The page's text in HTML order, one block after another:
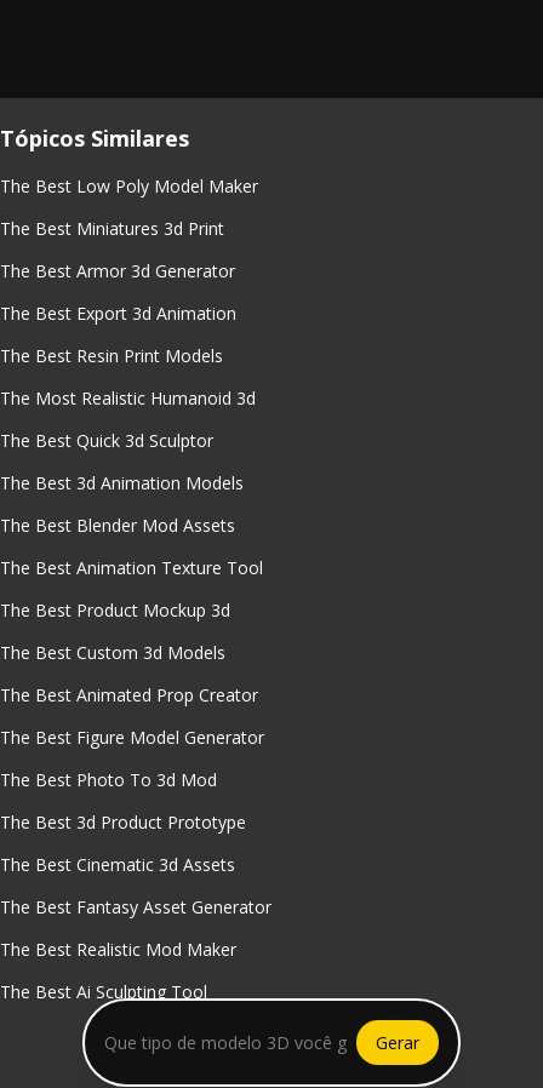
Gerar
Tópicos Similares
The Best Low Poly Model Maker
The Best Miniatures 3d Print
The Best Armor 3d Generator
The Best Export 3d Animation
The Best Resin Print Models
The Most Realistic Humanoid 3d
The Best Quick 3d Sculptor
The Best 3d Animation Models
The Best Blender Mod Assets
The Best Animation Texture Tool
The Best Product Mockup 3d
The Best Custom 3d Models
The Best Animated Prop Creator
The Best Figure Model Generator
The Best Photo To 3d Mod
The Best 3d Product Prototype
The Best Cinematic 3d Assets
The Best Fantasy Asset Generator
The Best Realistic Mod Maker
The Best Ai Sculpting Tool